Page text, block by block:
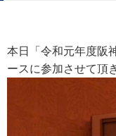
本日「令和元年度阪
ースに参加させて頂